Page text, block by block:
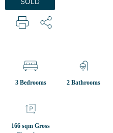
3 Bedrooms 2 Bathrooms
166 sqm Gross